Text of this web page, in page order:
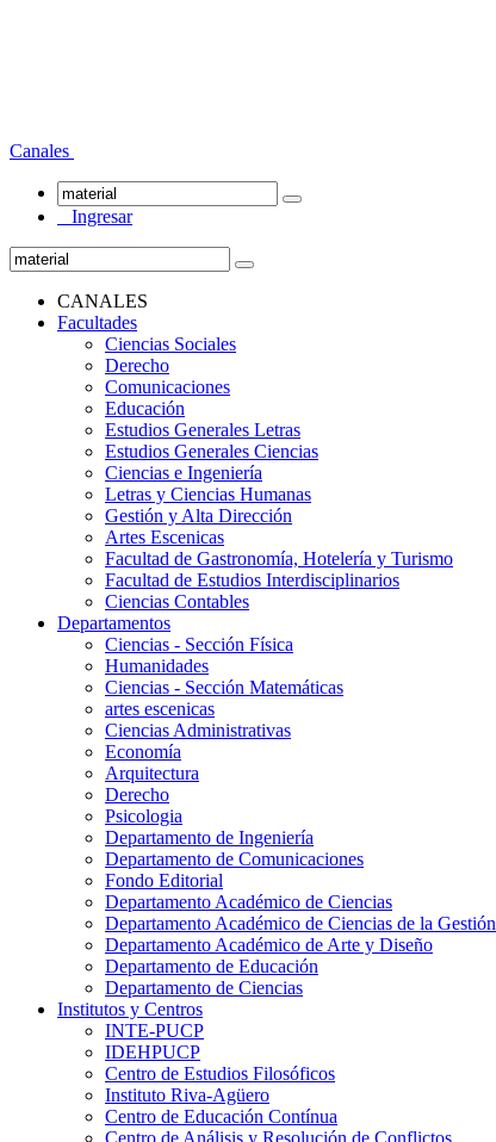
Canales
Ingresar
CANALES
Facultades
Ciencias Sociales
Derecho
Comunicaciones
Educación
Estudios Generales Letras
Estudios Generales Ciencias
Ciencias e Ingeniería
Letras y Ciencias Humanas
Gestión y Alta Dirección
Artes Escenicas
Facultad de Gastronomía, Hotelería y Turismo
Facultad de Estudios Interdisciplinarios
Ciencias Contables
Departamentos
Ciencias - Sección Física
Humanidades
Ciencias - Sección Matemáticas
artes escenicas
Ciencias Administrativas
Economía
Arquitectura
Derecho
Psicologia
Departamento de Ingeniería
Departamento de Comunicaciones
Fondo Editorial
Departamento Académico de Ciencias
Departamento Académico de Ciencias de la Gestión
Departamento Académico de Arte y Diseño
Departamento de Educación
Departamento de Ciencias
Institutos y Centros
INTE-PUCP
IDEHPUCP
Centro de Estudios Filosóficos
Instituto Riva-Agüero
Centro de Educación Contínua
Centro de Análisis y Resolución de Conflictos